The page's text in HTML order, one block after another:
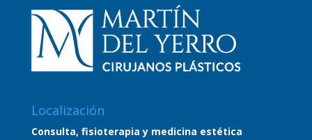
Localización
Consulta, fisioterapia y medicina estética